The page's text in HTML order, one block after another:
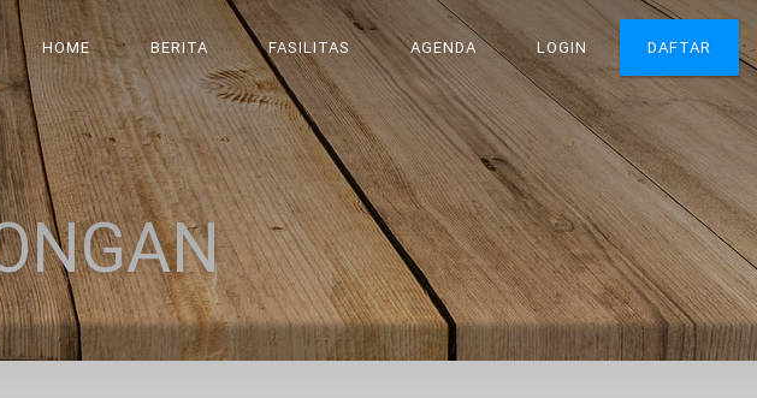
HOME BERITA FASILITAS AGENDA LOGIN DAFTAR